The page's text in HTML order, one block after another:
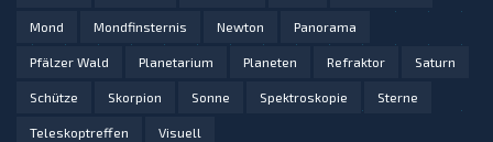
Mond Mondfinsternis Newton Panorama
Pfälzer Wald Planetarium Planeten Refraktor Saturn
Schütze Skorpion Sonne Spektroskopie Sterne
Teleskoptreffen Visuell